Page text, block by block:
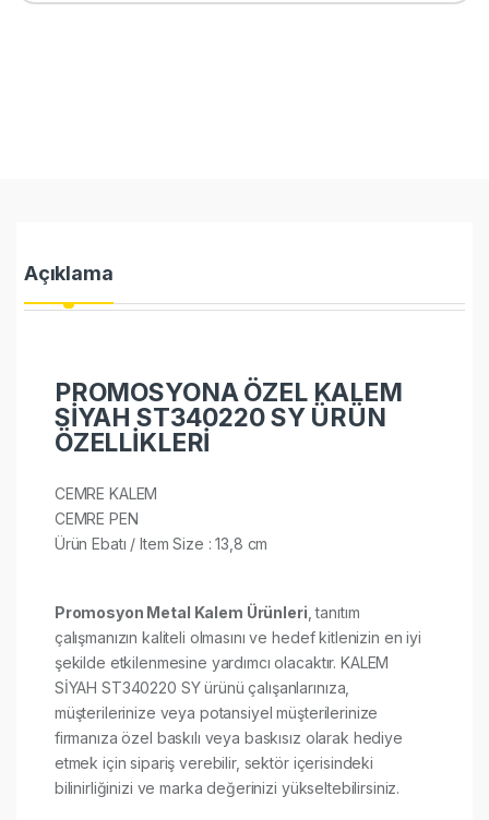
Açıklama
PROMOSYONA ÖZEL KALEM
SİYAH ST340220 SY ÜRÜN
ÖZELLİKLERİ
CEMRE KALEM
CEMRE PEN
Ürün Ebatı / Item Size : 13,8 cm
Promosyon Metal Kalem Ürünleri , tanıtım
çalışmanızın kaliteli olmasını ve hedef kitlenizin en iyi
şekilde etkilenmesine yardımcı olacaktır. KALEM
SİYAH ST340220 SY ürünü çalışanlarınıza,
müşterilerinize veya potansiyel müşterilerinize
firmanıza özel baskılı veya baskısız olarak hediye
etmek için sipariş verebilir, sektör içerisindeki
bilinirliğinizi ve marka değerinizi yükseltebilirsiniz.